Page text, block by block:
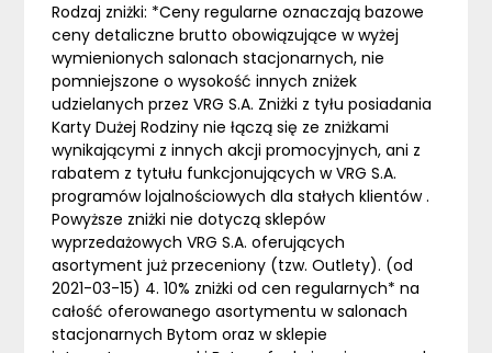
Rodzaj zniżki: *Ceny regularne oznaczają bazowe
ceny detaliczne brutto obowiązujące w wyżej
wymienionych salonach stacjonarnych, nie
pomniejszone o wysokość innych zniżek
udzielanych przez VRG S.A. Zniżki z tyłu posiadania
Karty Dużej Rodziny nie łączą się ze zniżkami
wynikającymi z innych akcji promocyjnych, ani z
rabatem z tytułu funkcjonujących w VRG S.A.
programów lojalnościowych dla stałych klientów .
Powyższe zniżki nie dotyczą sklepów
wyprzedażowych VRG S.A. oferujących
asortyment już przeceniony (tzw. Outlety). (od
2021-03-15) 4. 10% zniżki od cen regularnych* na
całość oferowanego asortymentu w salonach
stacjonarnych Bytom oraz w sklepie